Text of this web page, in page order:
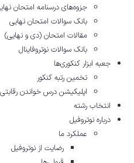
جزوه‌های درسنامه امتحان نهایی
بانک سوالات امتحان نهایی
مقالات امتحان (دی و نهایی)
بانک سوالات نوتروفاینال
جعبه ابزار کنکوری‌ها
تخمین رتبه کنکور
اپلیکیشن درس خواندن رقابتی
انتخاب رشته
درباره نوتروفیل
عملکرد ما
رضایت از نوتروفیل